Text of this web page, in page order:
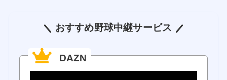
おすすめ野球中継サービス
DAZN